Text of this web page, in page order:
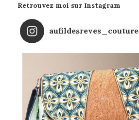
Retrouvez moi sur Instagram
aufildesreves_couture